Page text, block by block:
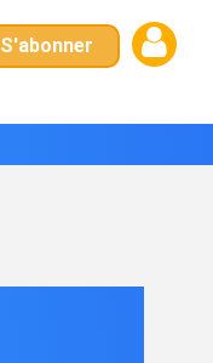
S'abonner